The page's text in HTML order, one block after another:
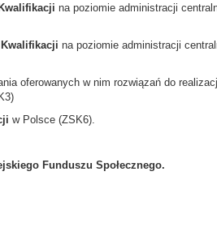
na poziomie administracji
na poziomie administracji
oferowanych w nim rozwiązań do
w Polsce (ZSK6).
Funduszu Społecznego.